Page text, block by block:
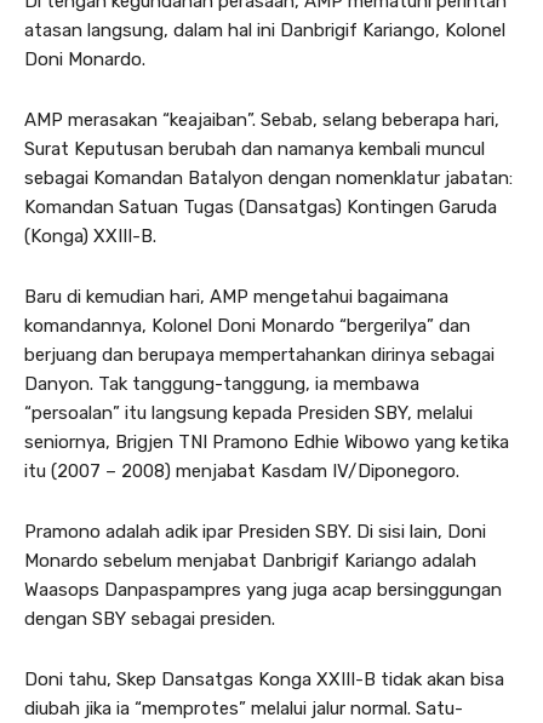
atasan langsung, dalam hal ini Danbrigif Kariango, Kolonel
Doni Monardo.
AMP merasakan “keajaiban”. Sebab, selang beberapa hari,
Surat Keputusan berubah dan namanya kembali muncul
sebagai Komandan Batalyon dengan nomenklatur jabatan:
Komandan Satuan Tugas (Dansatgas) Kontingen Garuda
(Konga) XXIII-B.
Baru di kemudian hari, AMP mengetahui bagaimana
komandannya, Kolonel Doni Monardo “bergerilya” dan
berjuang dan berupaya mempertahankan dirinya sebagai
Danyon. Tak tanggung-tanggung, ia membawa
“persoalan” itu langsung kepada Presiden SBY, melalui
seniornya, Brigjen TNI Pramono Edhie Wibowo yang ketika
itu (2007 – 2008) menjabat Kasdam IV/Diponegoro.
Pramono adalah adik ipar Presiden SBY. Di sisi lain, Doni
Monardo sebelum menjabat Danbrigif Kariango adalah
Waasops Danpaspampres yang juga acap bersinggungan
dengan SBY sebagai presiden.
Doni tahu, Skep Dansatgas Konga XXIII-B tidak akan bisa
diubah jika ia “memprotes” melalui jalur normal. Satu-